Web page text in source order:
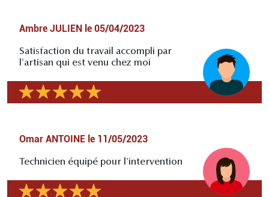
Ambre JULIEN le 05/04/2023
Satisfaction du travail accompli par
l'artisan qui est venu chez moi
Omar ANTOINE le 11/05/2023
Technicien équipé pour l'intervention